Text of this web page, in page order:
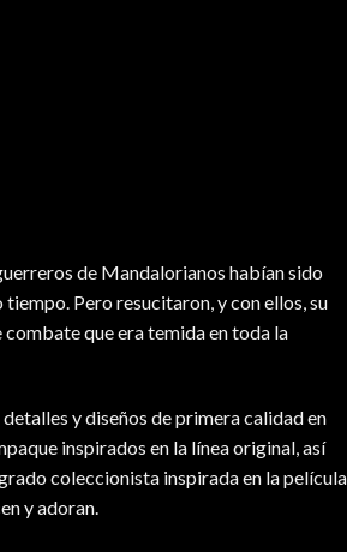
de Mandalorianos habían sido
Pero resucitaron, y con ellos, su
que era temida en toda la
y diseños de primera calidad en
inspirados en la línea original, así
coleccionista inspirada en la película
y adoran.